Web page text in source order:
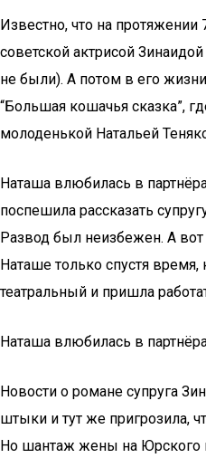
Известно, что на
советской актрисой
не были). А потом в его
“Большая кошачья сказка”,
молоденькой Натальей
Наташа влюбилась в
поспешила рассказать
Развод был неизбежен. А
Наташе только спустя время,
театральный и пришла
Наташа влюбилась в
Новости о романе супруга
штыки и тут же пригрозила,
Но шантаж жены на Юрского